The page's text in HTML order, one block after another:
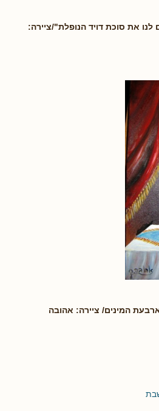
לנו את סוכת דויד הנופלת"/ציירה:
המינים/ ציירה: אהובה